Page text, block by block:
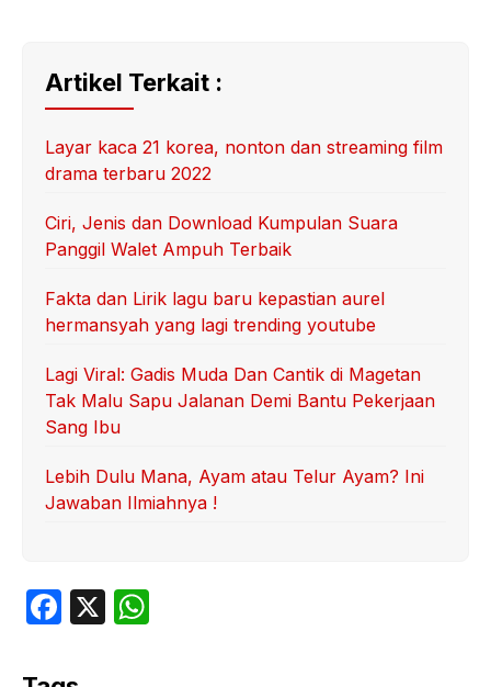
Artikel Terkait :
Layar kaca 21 korea, nonton dan streaming film
drama terbaru 2022
Ciri, Jenis dan Download Kumpulan Suara
Panggil Walet Ampuh Terbaik
Fakta dan Lirik lagu baru kepastian aurel
hermansyah yang lagi trending youtube
Lagi Viral: Gadis Muda Dan Cantik di Magetan
Tak Malu Sapu Jalanan Demi Bantu Pekerjaan
Sang Ibu
Lebih Dulu Mana, Ayam atau Telur Ayam? Ini
Jawaban Ilmiahnya !
F
c
X